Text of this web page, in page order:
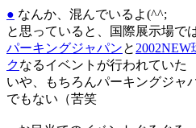
● なんか、混んでいるよ(^^;
と思っていると、国際展示場で
パーキングジャパンと 2002NEW
クなるイベントが行われていた
いや、もちろんパーキングジャ
でもない（苦笑